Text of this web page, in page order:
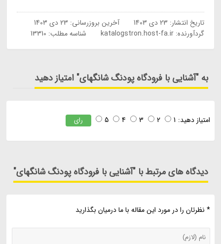
تاریخ انتشار: 23 دی 1403 آخرین بروزرسانی: 23 دی 1403
گردآورنده:katalogstron.host-fa.ir شناسه مطلب: 13310
به "آشنایی با فرودگاه پودنگ شانگهای" امتیاز دهید
امتیاز دهید: 1
2
3
4
5 رای
دیدگاه های مرتبط با "آشنایی با فرودگاه پودنگ شانگهای"
* نظرتان را در مورد این مقاله با ما درمیان بگذارید